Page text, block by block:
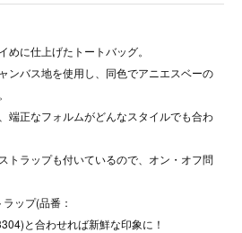
めに仕上げたトートバッグ。
ンバス地を使用し、同色でアニエスベーの
端正なフォルムがどんなスタイルでも合わ
トラップも付いているので、オン・オフ問
ップ(品番：
と合わせれば新鮮な印象に！